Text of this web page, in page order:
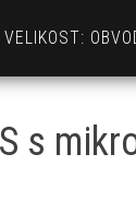
VELIKOST:
s